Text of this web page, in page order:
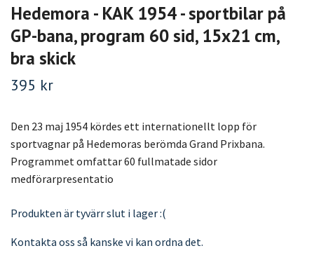
Hedemora - KAK 1954 - sportbilar på
GP-bana, program 60 sid, 15x21 cm,
bra skick
395 kr
Den 23 maj 1954 kördes ett internationellt lopp för
sportvagnar på Hedemoras berömda Grand Prixbana.
Programmet omfattar 60 fullmatade sidor
medförarpresentatio
Produkten är tyvärr slut i lager :(
Kontakta oss så kanske vi kan ordna det.